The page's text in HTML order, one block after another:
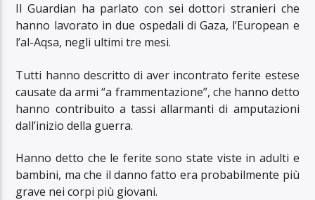
Il Guardian ha parlato con sei dottori stranieri che
hanno lavorato in due ospedali di Gaza, l’European e
l’al-Aqsa, negli ultimi tre mesi.
Tutti hanno descritto di aver incontrato ferite estese
causate da armi “a frammentazione”, che hanno detto
hanno contribuito a tassi allarmanti di amputazioni
dall’inizio della guerra.
Hanno detto che le ferite sono state viste in adulti e
bambini, ma che il danno fatto era probabilmente più
grave nei corpi più giovani.